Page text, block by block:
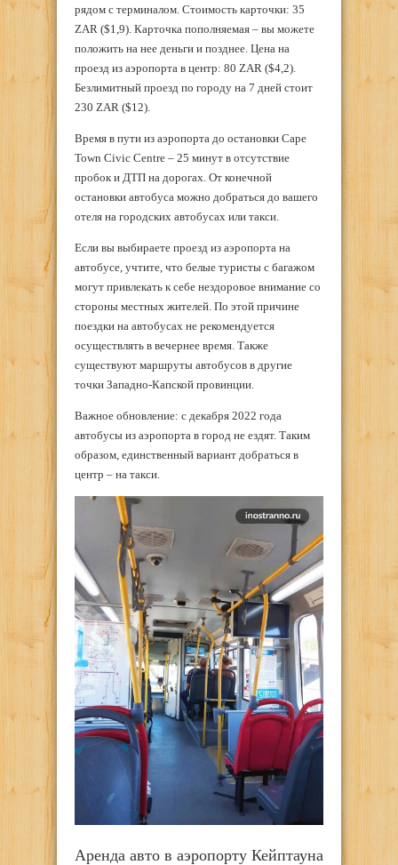
рядом с терминалом. Стоимость карточки: 35
ZAR ($1,9). Карточка пополняемая – вы можете
положить на нее деньги и позднее. Цена на
проезд из аэропорта в центр: 80 ZAR ($4,2).
Безлимитный проезд по городу на 7 дней стоит
230 ZAR ($12).
Время в пути из аэропорта до остановки Cape
Town Civic Centre – 25 минут в отсутствие
пробок и ДТП на дорогах. От конечной
остановки автобуса можно добраться до вашего
отеля на городских автобусах или такси.
Если вы выбираете проезд из аэропорта на
автобусе, учтите, что белые туристы с багажом
могут привлекать к себе нездоровое внимание со
стороны местных жителей. По этой причине
поездки на автобусах не рекомендуется
осуществлять в вечернее время. Также
существуют маршруты автобусов в другие
точки Западно-Капской провинции.
Важное обновление: с декабря 2022 года
автобусы из аэропорта в город не ездят. Таким
образом, единственный вариант добраться в
центр – на такси.
Аренда авто в аэропорту Кейптауна